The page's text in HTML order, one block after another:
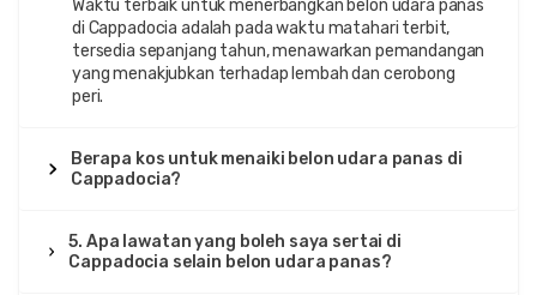
Waktu terbaik untuk menerbangkan belon udara panas
di Cappadocia adalah pada waktu matahari terbit,
tersedia sepanjang tahun, menawarkan pemandangan
yang menakjubkan terhadap lembah dan cerobong
peri.
Berapa kos untuk menaiki belon udara panas di
Cappadocia?
5. Apa lawatan yang boleh saya sertai di
Cappadocia selain belon udara panas?